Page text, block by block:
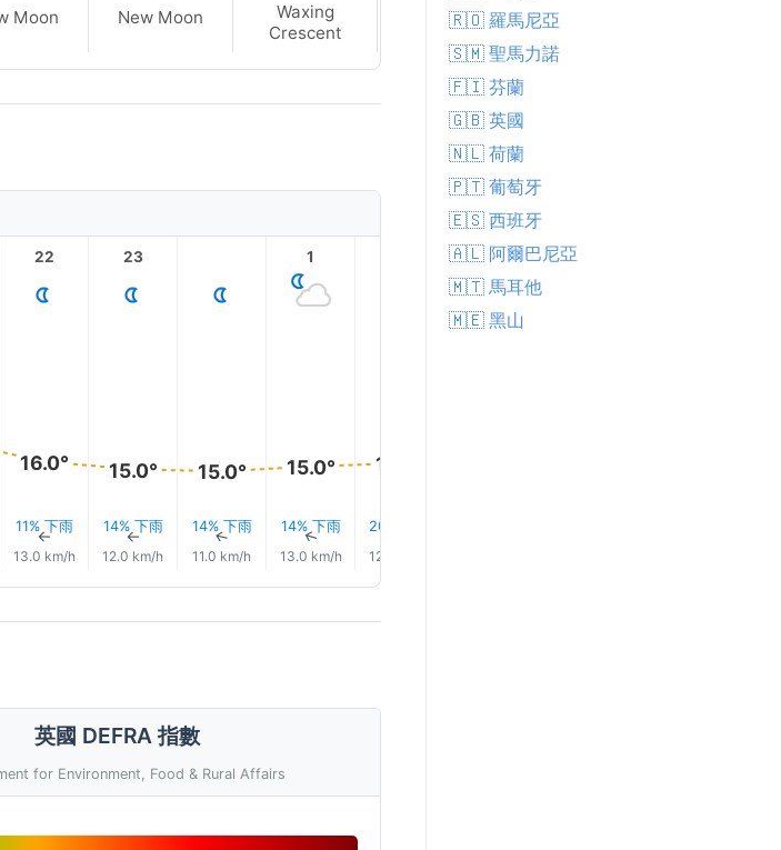
Moon New Moon
Waxing
Crescent
Waxing
Crescent
22
16.0°
11% 下雨
↑
13.0 km/h
23
15.0°
14% 下雨
↑
12.0 km/h
15.0°
14% 下雨
↑
11.0 km/h
1
15.0°
14% 下雨
↑
13.0 km/h
16.0°
20% 下雨
12.0 km/h
3 4
英國 DEFRA 指數
for Environment, Food & Rural Affairs
🇷🇴 羅馬尼亞
🇸🇲 聖馬力諾
🇫🇮 芬蘭
🇬🇧 英國
🇳🇱 荷蘭
🇵🇹 葡萄牙
🇪🇸 西班牙
🇦🇱 阿爾巴尼亞
🇲🇹 馬耳他
🇲🇪 黑山